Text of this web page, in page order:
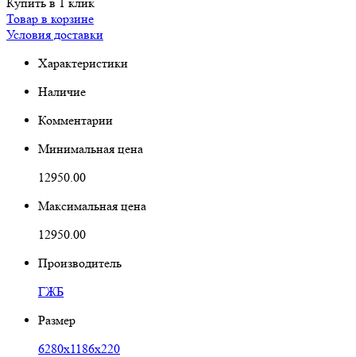
Товар в корзине
Условия доставки
Характеристики
Наличие
Комментарии
Минимальная цена
12950.00
Максимальная цена
12950.00
Производитель
ГЖБ
Размер
6280х1186х220